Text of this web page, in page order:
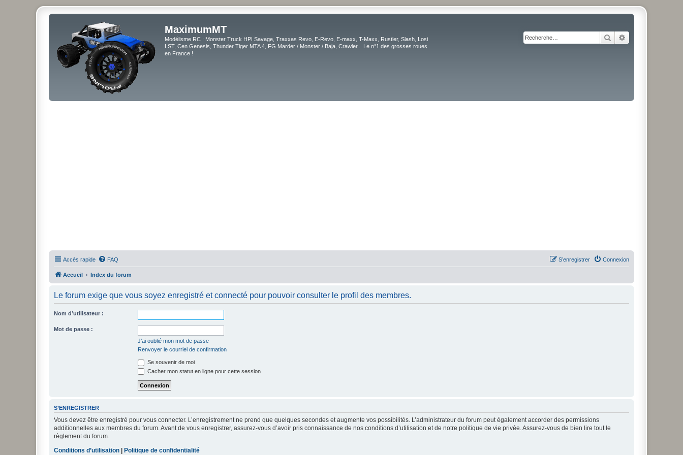
MaximumMT
Modélisme RC : Monster Truck HPI Savage, Traxxas Revo, E-Revo, E-maxx, T-Maxx, Rustler, Slash, Losi
LST, Cen Genesis, Thunder Tiger MTA 4, FG Marder / Monster / Baja, Crawler... Le n°1 des grosses roues
en France !
Rechercher
Accès rapide FAQ Connexion
S’enregistrer
Accueil Index du forum
Le forum exige que vous soyez enregistré et connecté pour pouvoir consulter le profil des membres.
Nom d’utilisateur :
Mot de passe :
J’ai oublié mon mot de passe
Renvoyer le courriel de confirmation
Se souvenir de moi
Cacher mon statut en ligne pour cette session
S’ENREGISTRER
Vous devez être enregistré pour vous connecter. L’enregistrement ne prend que quelques secondes et augmente vos possibilités. L’administrateur du forum peut également accorder des permissions
additionnelles aux membres du forum. Avant de vous enregistrer, assurez-vous d’avoir pris connaissance de nos conditions d’utilisation et de notre politique de vie privée. Assurez-vous de bien lire tout le
règlement du forum.
Conditions d’utilisation | Politique de confidentialité